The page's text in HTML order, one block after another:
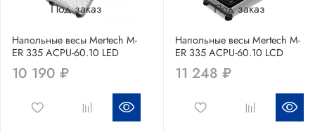
Под заказ
Напольные весы Mertech M-
ER 335 ACPU-60.10 LED
10 190 ₽
Под заказ
Напольные весы Mertech M-
ER 335 ACPU-60.10 LCD
11 248 ₽